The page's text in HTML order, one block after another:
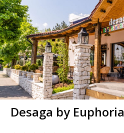
Desaga by Euphoria